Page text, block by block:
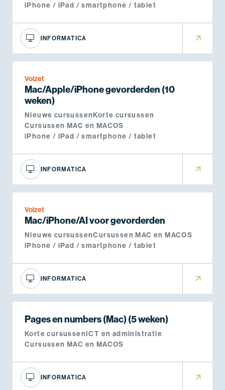
iPhone / iPad / smartphone / tablet
INFORMATICA
Volzet
Mac/Apple/iPhone gevorderden (10
weken)
Nieuwe cursussenKorte cursussen
Cursussen MAC en MACOS
iPhone / iPad / smartphone / tablet
INFORMATICA
Volzet
Mac/iPhone/AI voor gevorderden
Nieuwe cursussenCursussen MAC en MACOS
iPhone / iPad / smartphone / tablet
INFORMATICA
Pages en numbers (Mac) (5 weken)
Korte cursussenICT en administratie
Cursussen MAC en MACOS
INFORMATICA